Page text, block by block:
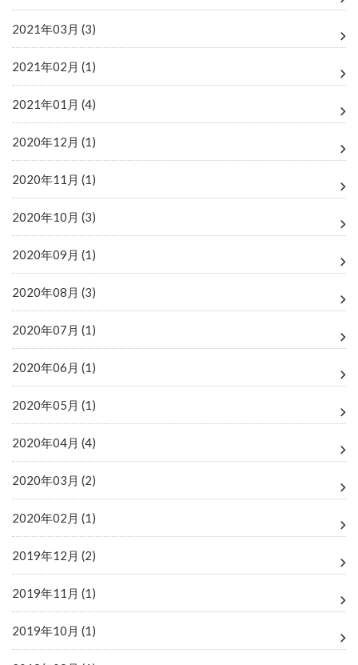
2021年03月 (3)
2021年02月 (1)
2021年01月 (4)
2020年12月 (1)
2020年11月 (1)
2020年10月 (3)
2020年09月 (1)
2020年08月 (3)
2020年07月 (1)
2020年06月 (1)
2020年05月 (1)
2020年04月 (4)
2020年03月 (2)
2020年02月 (1)
2019年12月 (2)
2019年11月 (1)
2019年10月 (1)